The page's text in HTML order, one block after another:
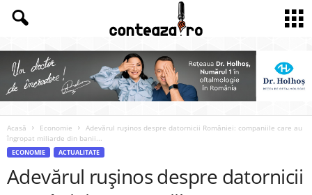
Acasă Economie
Adevărul rușinos despre datornicii României: companiile care au
îngropat miliarde din banii...
ECONOMIE ACTUALITATE
Adevărul rușinos despre datornicii